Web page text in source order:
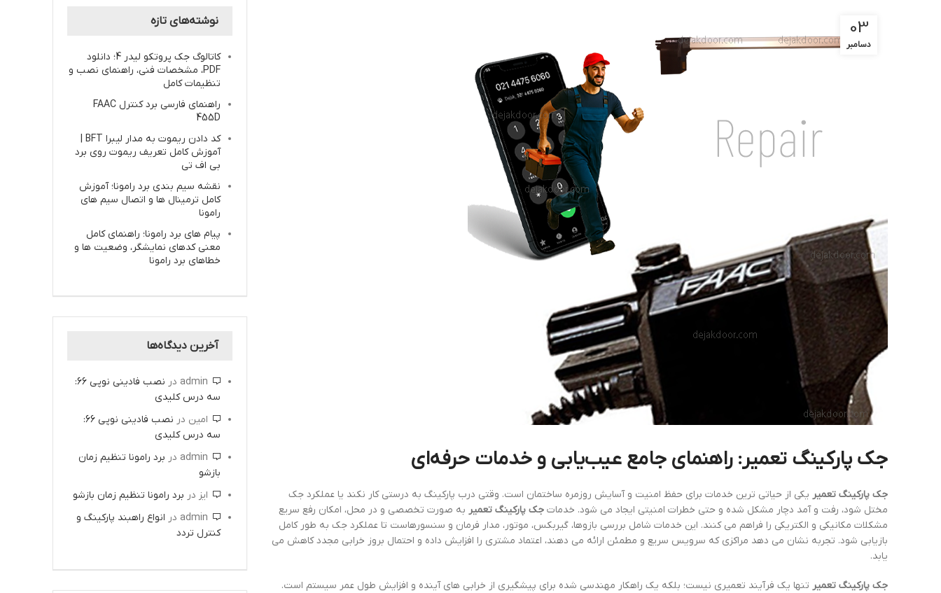
03
دسامبر
جک پارکینگ تعمیر: راهنمای جامع عیب‌یابی و خدمات حرفه‌ای
جک پارکینگ تعمیر یکی از حیاتی ترین خدمات برای حفظ امنیت و آسایش روزمره ساختمان است. وقتی درب پارکینگ به درستی کار نکند یا عملکرد جک
مختل شود، رفت و آمد دچار مشکل شده و حتی خطرات امنیتی ایجاد می شود. خدمات جک پارکینگ تعمیر به صورت تخصصی و در محل، امکان رفع سریع
مشکلات مکانیکی و الکتریکی را فراهم می کنند. این خدمات شامل بررسی بازوها، گیربکس، موتور، مدار فرمان و سنسورهاست تا عملکرد جک به طور کامل
بازیابی شود. تجربه نشان می دهد مراکزی که سرویس سریع و مطمئن ارائه می دهند، اعتماد مشتری را افزایش داده و احتمال بروز خرابی مجدد کاهش می
یابد.
جک پارکینگ تعمیر تنها یک فرآیند تعمیری نیست؛ بلکه یک راهکار مهندسی شده برای پیشگیری از خرابی های آینده و افزایش طول عمر سیستم است.
نوشته‌های تازه
کاتالوگ جک پروتکو لیدر 4؛ دانلود
PDF، مشخصات فنی، راهنمای نصب و
تنظیمات کامل
راهنمای فارسی برد کنترل FAAC
455D
کد دادن ریموت به مدار لیبرا BFT |
آموزش کامل تعریف ریموت روی برد
بی اف تی
نقشه سیم بندی برد رامونا؛ آموزش
کامل ترمینال ها و اتصال سیم های
رامونا
پیام های برد رامونا؛ راهنمای کامل
معنی کدهای نمایشگر، وضعیت ها و
خطاهای برد رامونا
آخرین دیدگاه‌ها
admin در
نصب فادینی نوپی 66:
سه درس کلیدی
امین در
نصب فادینی نوپی 66:
سه درس کلیدی
admin در برد رامونا تنظیم زمان
بازشو
ایز در برد رامونا تنظیم زمان بازشو
admin در انواع راهبند پارکینگ و
کنترل تردد